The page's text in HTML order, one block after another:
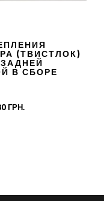
(ТВИСТЛОК)
В СБОРЕ
ГРН.